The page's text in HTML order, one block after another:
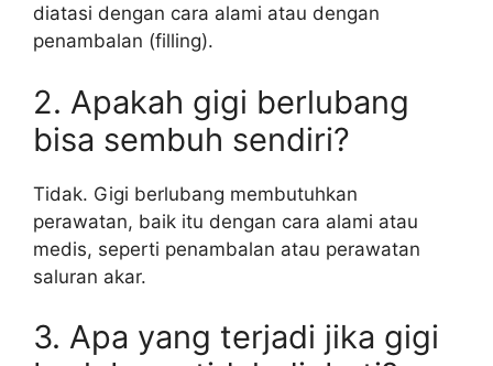
diatasi dengan cara alami atau dengan
penambalan (filling).
2. Apakah gigi berlubang
bisa sembuh sendiri?
Tidak. Gigi berlubang membutuhkan
perawatan, baik itu dengan cara alami atau
medis, seperti penambalan atau perawatan
saluran akar.
3. Apa yang terjadi jika gigi